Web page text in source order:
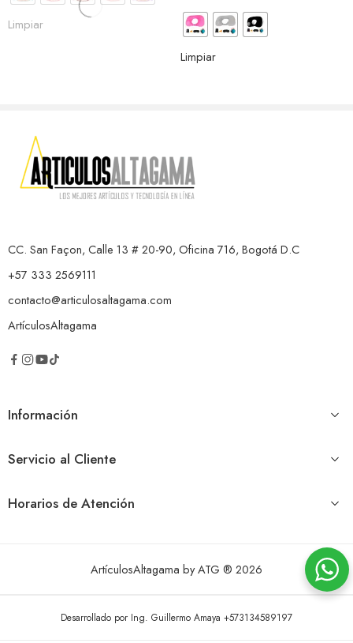
Limpiar
Limpiar
CC. San Façon, Calle 13 # 20-90, Oficina 716, Bogotá D.C
+57 333 2569111
contacto@articulosaltagama.com
ArtículosAltagama
Información
Servicio al Cliente
Horarios de Atención
ArtículosAltagama by ATG ® 2026
Desarrollado por Ing. Guillermo Amaya +573134589197